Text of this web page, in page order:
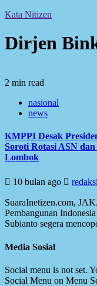
Kata Nitizen
Dirjen
2 min read
nasional
news
KMPPI Desak
Soroti Rotasi ASN
Lombok
10 bulan ago
SuaraInetizen.com,
Pembangunan
Subianto segera
Media Sosial
Social menu is not set.
Social Menu on Menu